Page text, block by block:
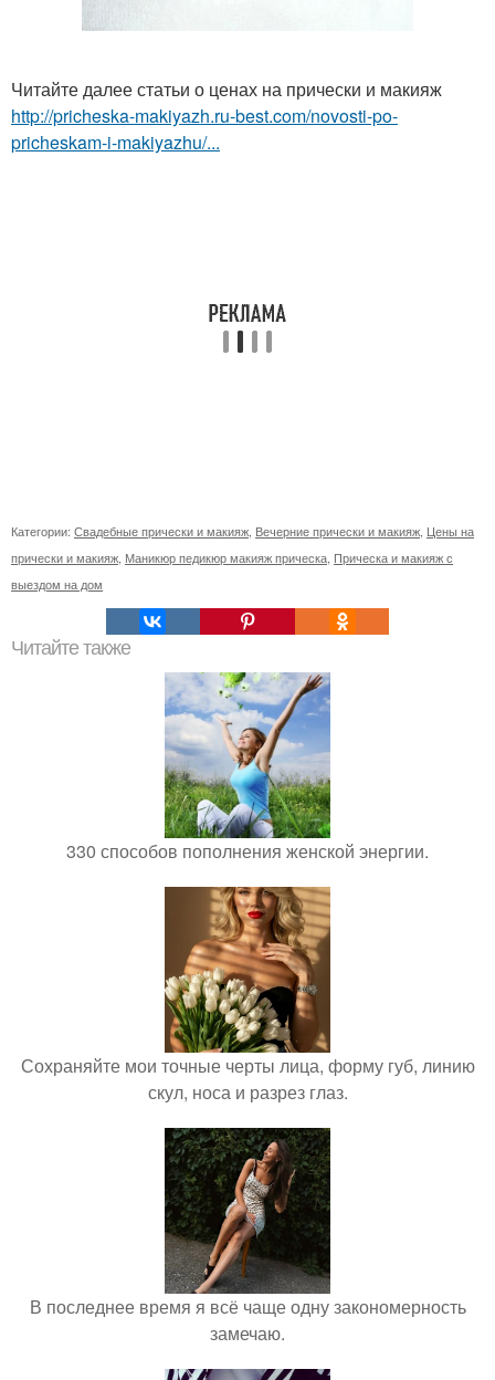
Читайте далее статьи о ценах на прически и макияж
http://pricheska-makiyazh.ru-best.com/novosti-po-
pricheskam-i-makiyazhu/...
Категории: Свадебные прически и макияж Вечерние прически и макияж Цены на
прически и макияж Маникюр педикюр макияж прическа Прическа и макияж с
выездом на дом
Читайте также
330 способов пополнения женской энергии.
Сохраняйте мои точные черты лица, форму губ, линию
скул, носа и разрез глаз.
В последнее время я всё чаще одну закономерность
замечаю.